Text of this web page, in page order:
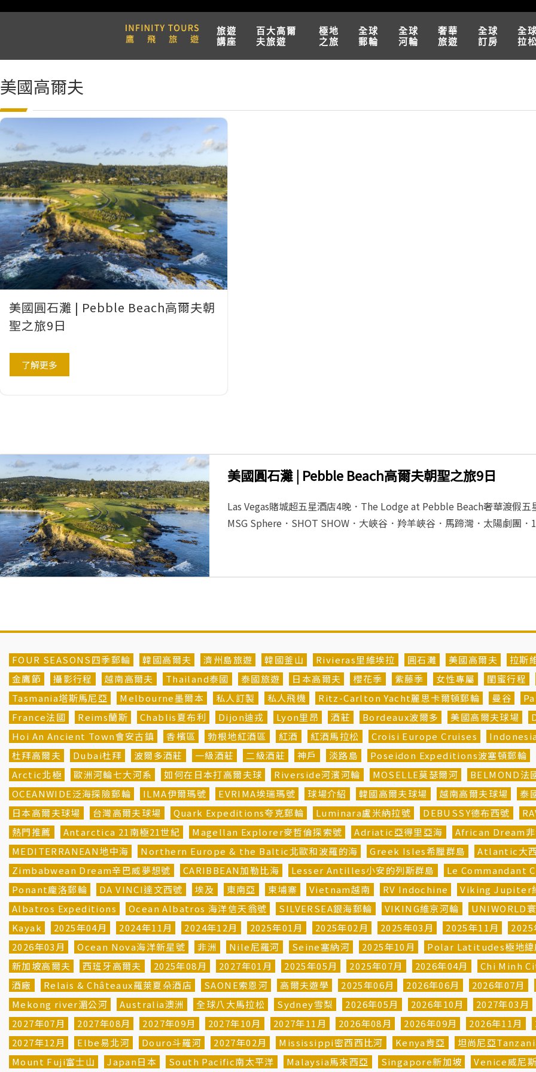
旅遊
講座
百大高爾
夫旅遊
極地
之旅
全球
郵輪
全球
河輪
奢華
旅遊
全球
訂房
全
拉
美國高爾夫
美國圓石灘 | Pebble Beach高爾夫朝
聖之旅9日
了解更多
美國圓石灘 | Pebble Beach高爾夫朝聖之旅9日
Las Vegas賭城超五星酒店4晚．The Lodge at Pebble Beach奢華渡假五
MSG Sphere．SHOT SHOW．大峽谷．羚羊峽谷．馬蹄灣．太陽劇團．
FOUR SEASONS四季郵輪 韓國高爾夫 濟州島旅遊 韓國釜山 Rivieras里維埃拉 圓石灘 美國高爾夫
拉斯
金鷹節
攝影行程 越南高爾夫 Thailand泰國 泰國旅遊 日本高爾夫 櫻花季 紫藤季 女性專屬
閨蜜行程
Tasmania塔斯馬尼亞
Melbourne墨爾本 私人訂製 私人飛機 Ritz-Carlton Yacht麗思卡爾頓郵輪 曼谷
France法國
Reims蘭斯 Chablis夏布利 Dijon迪戎 Lyon里昂 酒莊 Bordeaux波爾多 美國高爾夫球場
Hoi An Ancient Town會安古鎮
香檳區 勃根地紅酒區 紅酒 紅酒馬拉松 Croisi Europe Cruises
杜拜高爾夫
Dubai杜拜 波爾多酒莊 一級酒莊 二級酒莊 神戶 淡路島
Poseidon Expeditions波塞頓郵輪
Arctic北極
歐洲河輪七大河系 如何在日本打高爾夫球 Riverside河濱河輪 MOSELLE莫瑟爾河
BELMOND法
OCEANWIDE泛海探險郵輪
ILMA伊爾瑪號 EVRIMA埃瑞瑪號 球場介紹 韓國高爾夫球場 越南高爾夫球場
泰
日本高爾夫球場
台灣高爾夫球場 Quark Expeditions夸克郵輪 Luminara盧米納拉號 DEBUSSY德布西號
熱門推薦
Antarctica 21南極21世紀 Magellan Explorer麥哲倫探索號 Adriatic亞得里亞海
African Dream非
MEDITERRANEAN地中海
Northern Europe & the Baltic北歐和波羅的海 Greek Isles希臘群島
Atlantic大
Zimbabwean Dream辛巴威夢想號
CARIBBEAN加勒比海 Lesser Antilles小安的列斯群島
Le Commandant
Ponant龐洛郵輪
DA VINCI達文西號 埃及 東南亞 柬埔寨 Vietnam越南 RV Indochine
Viking Jupiter
Albatros Expeditions
Ocean Albatros 海洋信天翁號 SILVERSEA銀海郵輪 VIKING維京河輪
UNIWORLD
Kayak
2025年04月 2024年11月 2024年12月 2025年01月 2025年02月 2025年03月 2025年11月
2026年03月
Ocean Nova海洋新星號 非洲 Nile尼羅河 Seine塞納河 2025年10月
Polar Latitudes極地緯
新加坡高爾夫
西班牙高爾夫 2025年08月 2027年01月 2025年05月 2025年07月 2026年04月
Chi Minh
酒廠
Relais & Châteaux羅萊夏朵酒店 SAONE索恩河 高爾夫遊學 2025年06月 2026年06月
2026年07月
Mekong river湄公河
Australia澳洲 全球八大馬拉松 Sydney雪梨 2026年05月 2026年10月
2027年03月
2027年07月
2027年08月 2027年09月 2027年10月 2027年11月 2026年08月 2026年09月 2026年11月
2027年12月
Elbe易北河 Douro斗羅河 2027年02月 Mississippi密西西比河 Kenya肯亞
坦尚尼亞
Mount Fuji富士山
Japan日本 South Pacific南太平洋 Malaysia馬來西亞 Singapore新加坡 Venice威尼